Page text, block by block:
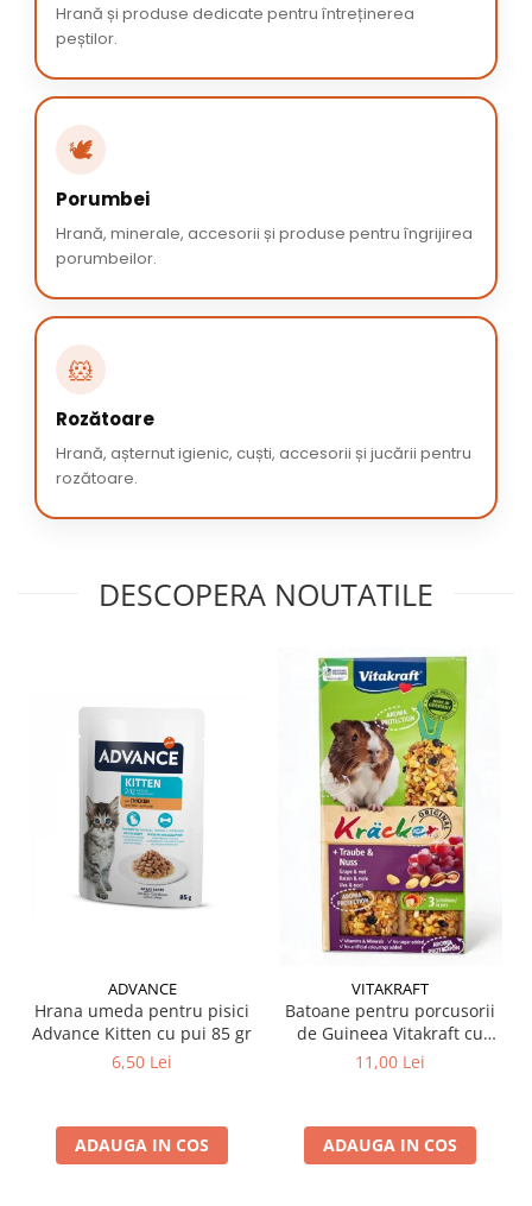
Hrană și produse dedicate pentru întreținerea
peștilor.
🕊️
Porumbei
Hrană, minerale, accesorii și produse pentru îngrijirea
porumbeilor.
🐹
Rozătoare
Hrană, așternut igienic, cuști, accesorii și jucării pentru
rozătoare.
DESCOPERA NOUTATILE
ADVANCE
Hrana umeda pentru pisici
Advance Kitten cu pui 85 gr
6,50 Lei
ADAUGA IN COS
VITAKRAFT
Batoane pentru porcusorii
de Guineea Vitakraft cu
struguri & nuci 2 buc
11,00 Lei
ADAUGA IN COS